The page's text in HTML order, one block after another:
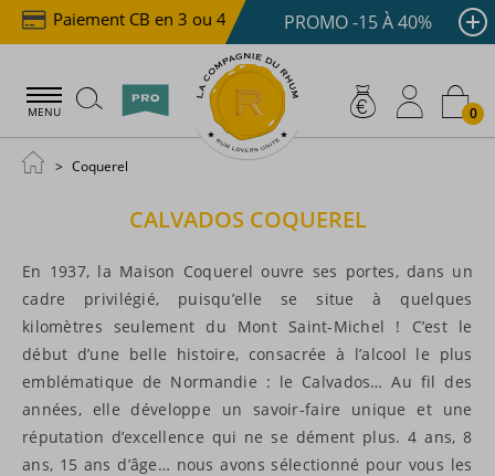
Paiement CB en 3 ou 4x dès 100 € Livraison
PROMO -15 À 40%
MENU 0
Coquerel
CALVADOS COQUEREL
En 1937, la Maison Coquerel ouvre ses portes, dans un
cadre privilégié, puisqu’elle se situe à quelques
kilomètres seulement du Mont Saint-Michel ! C’est le
début d’une belle histoire, consacrée à l’alcool le plus
emblématique de Normandie : le Calvados… Au fil des
années, elle développe un savoir-faire unique et une
réputation d’excellence qui ne se dément plus. 4 ans, 8
ans, 15 ans d’âge… nous avons sélectionné pour vous les